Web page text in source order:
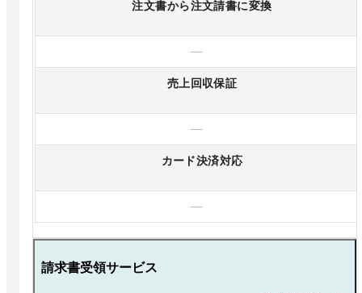
注文書から注文請書に変換
—
売上回収保証
—
カード決済対応
—
請求書受領サービス